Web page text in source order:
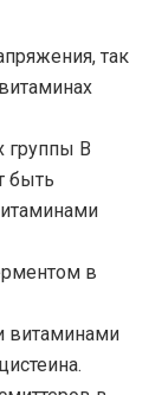
так
группы В
быть
в
витаминами